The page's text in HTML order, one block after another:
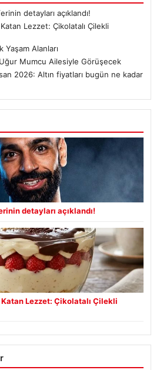
detayları açıklandı!
Lezzet: Çikolatalı Çilekli
Yaşam Alanları
Mumcu Ailesiyle Görüşecek
2026: Altın fiyatları bugün ne kadar
detayları açıklandı!
Lezzet: Çikolatalı Çilekli